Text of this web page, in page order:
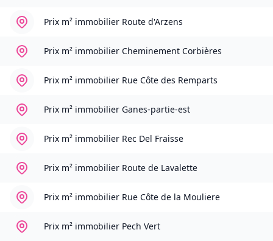
Prix m² immobilier Route d'Arzens
Prix m² immobilier Cheminement Corbières
Prix m² immobilier Rue Côte des Remparts
Prix m² immobilier Ganes-partie-est
Prix m² immobilier Rec Del Fraisse
Prix m² immobilier Route de Lavalette
Prix m² immobilier Rue Côte de la Mouliere
Prix m² immobilier Pech Vert